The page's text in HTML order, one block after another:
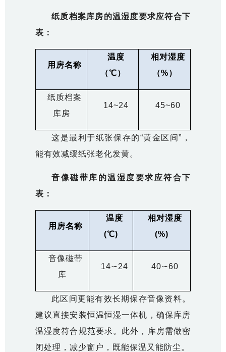
纸质档案库房的温湿度要求应符合下
表：
用房名称
温度
（℃）
相对湿度
（%）
纸质档案
库房
14~24 45~60
这是最利于纸张保存的“黄金区间”，
能有效减缓纸张老化发黄。
音像磁带库的温湿度要求应符合下
表：
用房名称
温度
(℃)
相对湿度
(%)
音像磁带
库
14∽24 40∽60
此区间更能有效长期保存音像资料。
建议直接安装恒温恒湿一体机，确保库房
温湿度符合规范要求。此外，库房需做密
闭处理，减少窗户，既能保温又能防尘。